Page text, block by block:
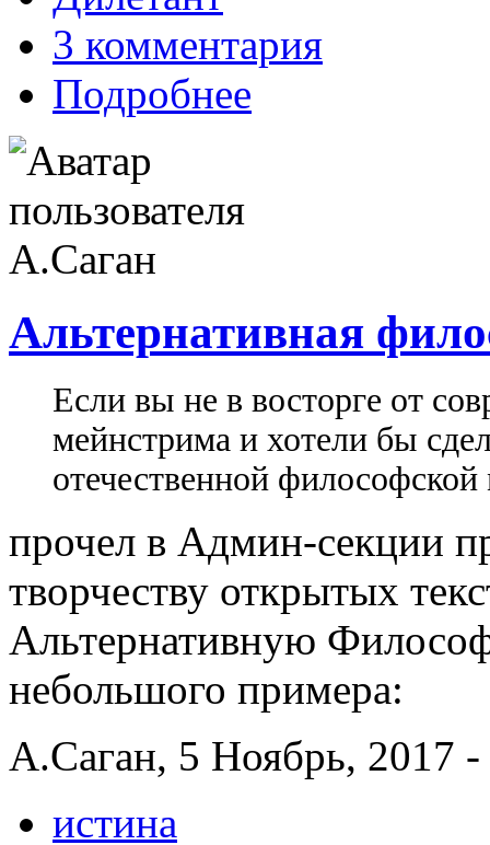
3 комментария
Подробнее
Альтернативная
Если вы не в восторге от
мейнстрима и хотели бы
отечественной
прочел в Админ-секции
творчеству открытых
Альтернативную
небольшого примера:
А.Саган, 5 Ноябрь, 2017
истина